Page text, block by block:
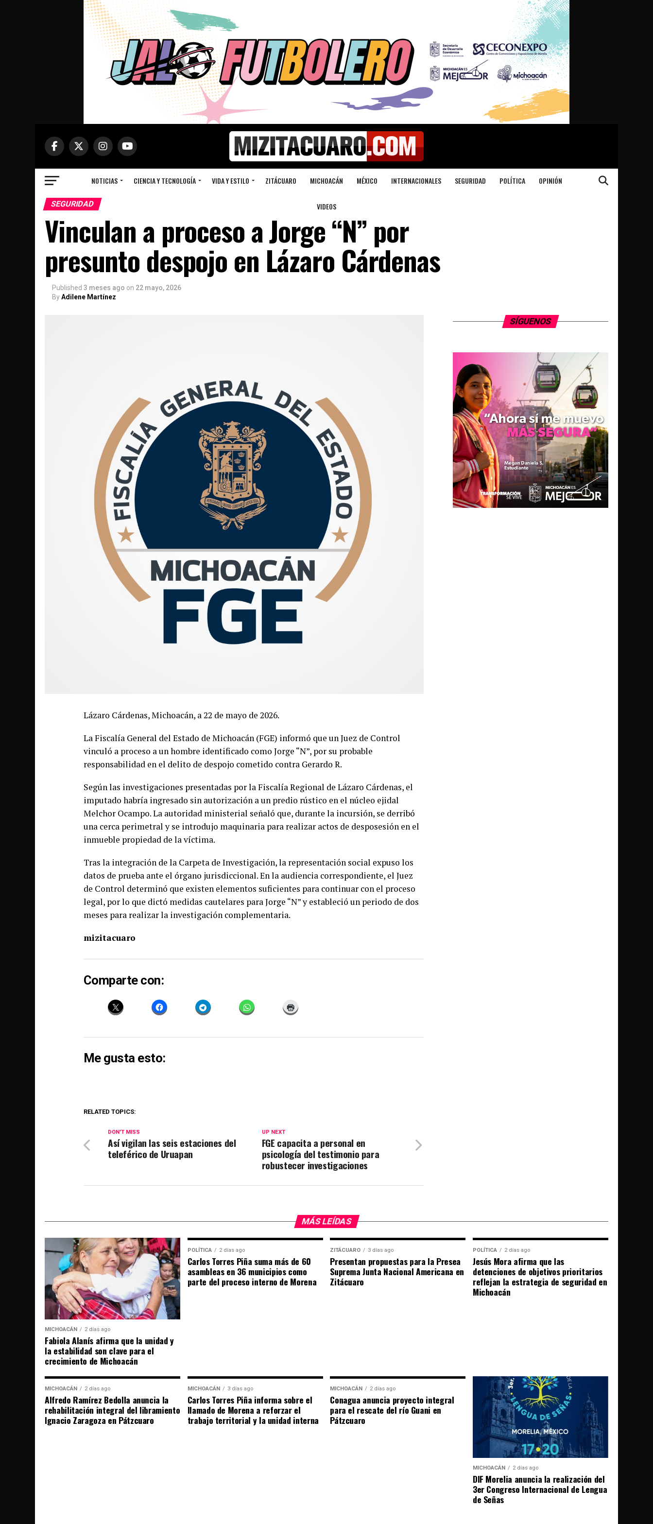
NOTICIAS CIENCIA Y TECNOLOGÍA VIDA Y ESTILO ZITÁCUARO MICHOACÁN MÉXICO INTERNACIONALES SEGURIDAD POLÍTICA OPINIÓN
VIDEOS
SEGURIDAD
Vinculan a proceso a Jorge “N” por
presunto despojo en Lázaro Cárdenas
Published 3 meses ago on 22 mayo, 2026
ByAdilene Martínez
Lázaro Cárdenas, Michoacán, a 22 de mayo de 2026.
La Fiscalía General del Estado de Michoacán (FGE) informó que un Juez de Control
vinculó a proceso a un hombre identificado como Jorge “N”, por su probable
responsabilidad en el delito de despojo cometido contra Gerardo R.
Según las investigaciones presentadas por la Fiscalía Regional de Lázaro Cárdenas, el
imputado habría ingresado sin autorización a un predio rústico en el núcleo ejidal
Melchor Ocampo. La autoridad ministerial señaló que, durante la incursión, se derribó
una cerca perimetral y se introdujo maquinaria para realizar actos de desposesión en el
inmueble propiedad de la víctima.
Tras la integración de la Carpeta de Investigación, la representación social expuso los
datos de prueba ante el órgano jurisdiccional. En la audiencia correspondiente, el Juez
de Control determinó que existen elementos suficientes para continuar con el proceso
legal, por lo que dictó medidas cautelares para Jorge “N” y estableció un periodo de dos
meses para realizar la investigación complementaria.
mizitacuaro
Comparte con:
Me gusta esto:
RELATED TOPICS:
UP NEXT
FGE capacita a personal en
psicología del testimonio para
robustecer investigaciones
DON'T MISS
Así vigilan las seis estaciones del
teleférico de Uruapan
SÍGUENOS
MÁS LEÍDAS
MICHOACÁN 2 días ago
Fabiola Alanís afirma que la unidad y
la estabilidad son clave para el
crecimiento de Michoacán
POLÍTICA 2 días ago
Carlos Torres Piña suma más de 60
asambleas en 36 municipios como
parte del proceso interno de Morena
ZITÁCUARO 3 días ago
Presentan propuestas para la Presea
Suprema Junta Nacional Americana en
Zitácuaro
POLÍTICA 2 días ago
Jesús Mora afirma que las
detenciones de objetivos prioritarios
reflejan la estrategia de seguridad en
Michoacán
MICHOACÁN 2 días ago
Alfredo Ramírez Bedolla anuncia la
rehabilitación integral del libramiento
Ignacio Zaragoza en Pátzcuaro
MICHOACÁN 3 días ago
Carlos Torres Piña informa sobre el
llamado de Morena a reforzar el
trabajo territorial y la unidad interna
MICHOACÁN 2 días ago
Conagua anuncia proyecto integral
para el rescate del río Guani en
Pátzcuaro
MICHOACÁN 2 días ago
DIF Morelia anuncia la realización del
3er Congreso Internacional de Lengua
de Señas